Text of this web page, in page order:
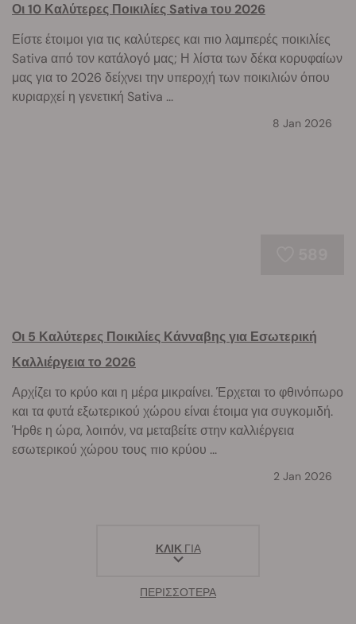
Οι 10 Καλύτερες Ποικιλίες Sativa του 2026
Είστε έτοιμοι για τις καλύτερες και πιο λαμπερές ποικιλίες
Sativa από τον κατάλογό μας; Η λίστα των δέκα κορυφαίων
μας για το 2026 δείχνει την υπεροχή των ποικιλιών όπου
κυριαρχεί η γενετική Sativa ...
8 Jan 2026
Οι 5 Καλύτερες Ποικιλίες Κάνναβης για Εσωτερική
Καλλιέργεια το 2026
Αρχίζει το κρύο και η μέρα μικραίνει. Έρχεται το φθινόπωρο
και τα φυτά εξωτερικού χώρου είναι έτοιμα για συγκομιδή.
Ήρθε η ώρα, λοιπόν, να μεταβείτε στην καλλιέργεια
εσωτερικού χώρου τους πιο κρύου ...
2 Jan 2026
ΚΛΙΚ ΓΙΑ
ΠΕΡΙΣΣΟΤΕΡΑ